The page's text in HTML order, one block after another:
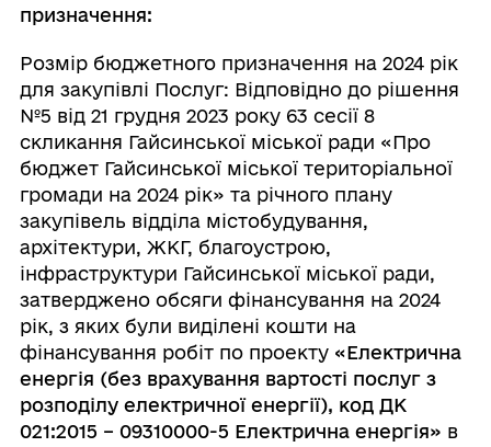
призначення:
Розмір бюджетного призначення на 2024 рік
для закупівлі Послуг: Відповідно до рішення
№5 від 21 грудня 2023 року 63 сесії 8
скликання Гайсинської міської ради «Про
бюджет Гайсинської міської територіальної
громади на 2024 рік» та річного плану
закупівель відділа містобудування,
архітектури, ЖКГ, благоустрою,
інфраструктури Гайсинської міської ради,
затверджено обсяги фінансування на 2024
рік, з яких були виділені кошти на
фінансування робіт по проекту «Електрична
енергія (без врахування вартості послуг з
розподілу електричної енергії), код ДК
021:2015 – 09310000-5 Електрична енергія» в